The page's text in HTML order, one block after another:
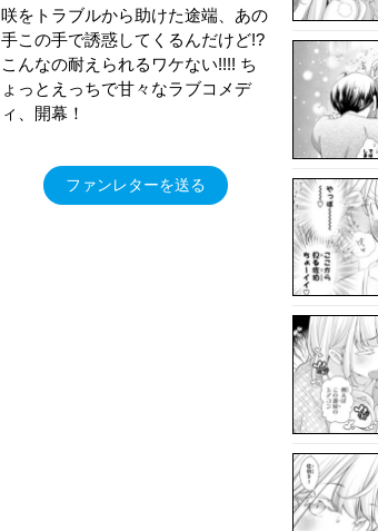
咲をトラブルから助けた途端、あの
手この手で誘惑してくるんだけど!?
こんなの耐えられるワケない!!!! ち
ょっとえっちで甘々なラブコメデ
ィ、開幕！
ファンレターを送る